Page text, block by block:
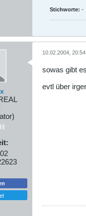
Stichworte: -
10.02.2004, 20:54
sowas gibt
evtl über